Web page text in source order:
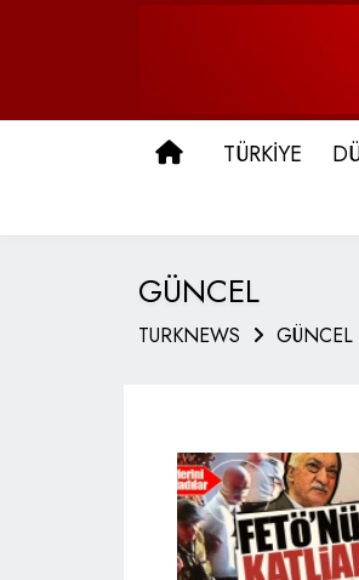
ANA SAYFA
TÜRKİYE
GÜNCEL
TURKNEWS GÜNCEL